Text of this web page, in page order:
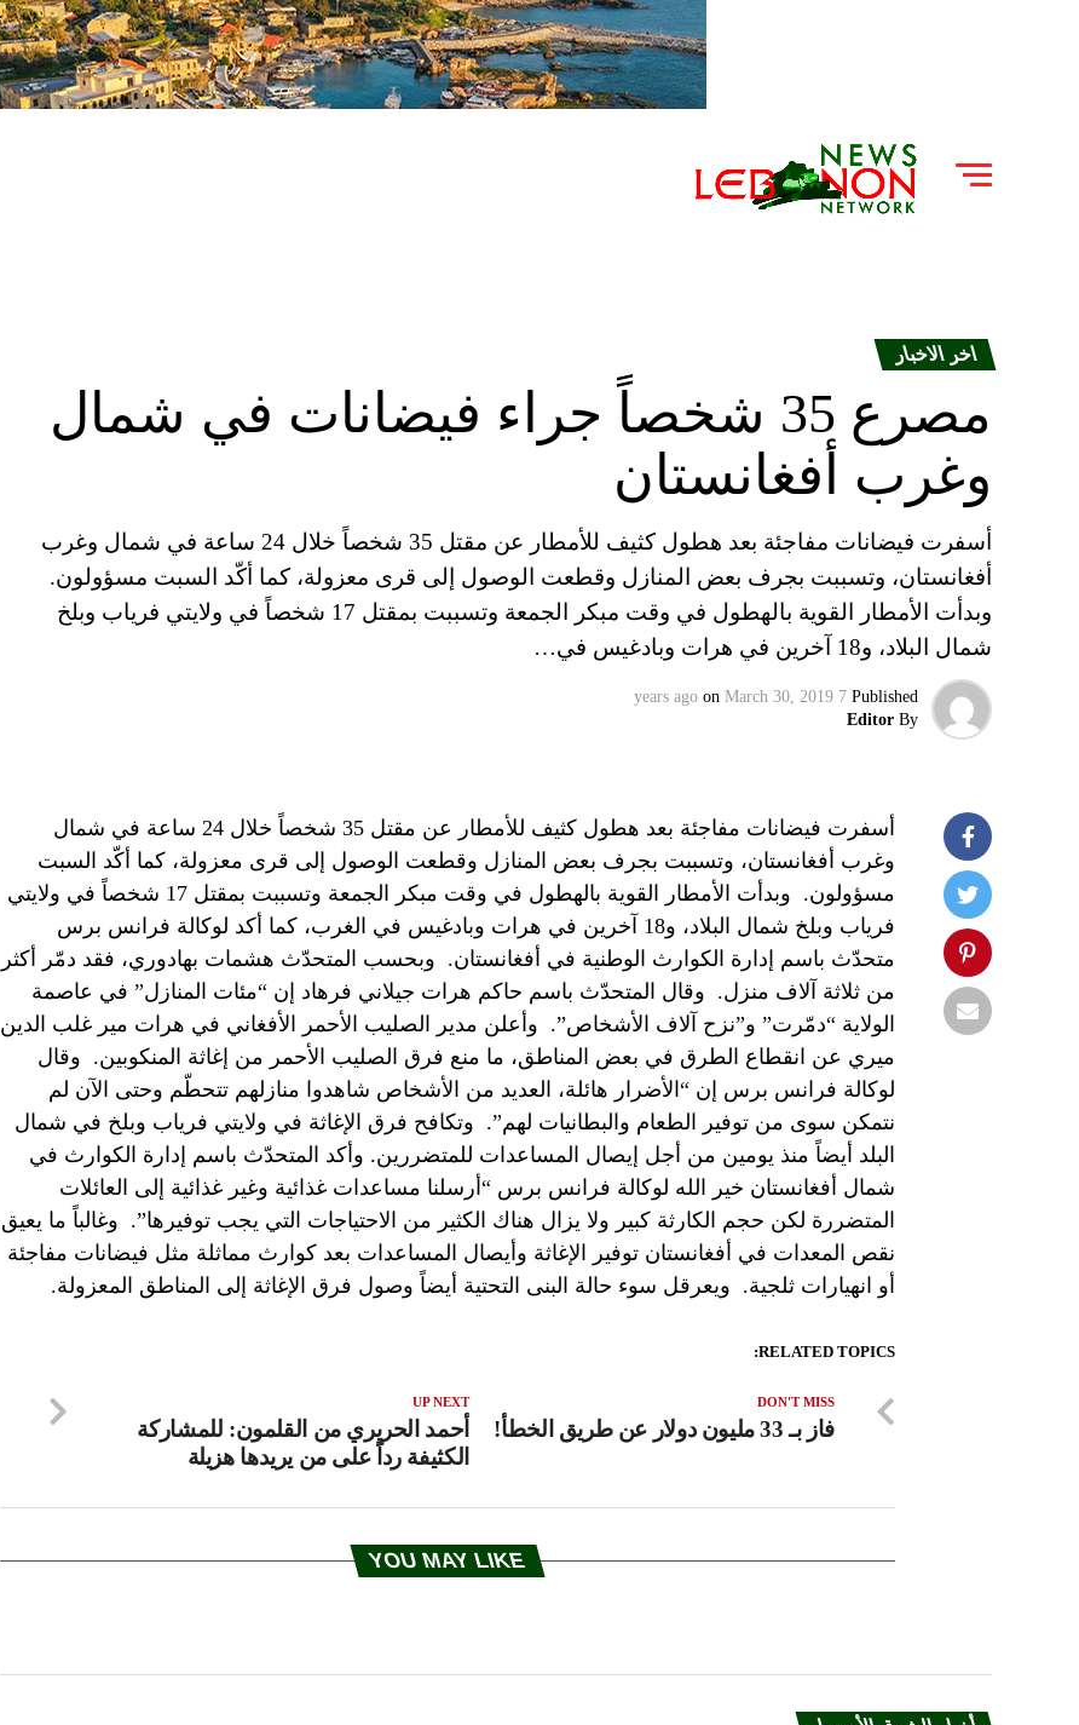
اخر الاخبار
مصرع 35 شخصاً جراء فيضانات في شمال
وغرب أفغانستان
أسفرت فيضانات مفاجئة بعد هطول كثيف للأمطار عن مقتل 35 شخصاً خلال 24 ساعة في شمال وغرب
أفغانستان، وتسببت بجرف بعض المنازل وقطعت الوصول إلى قرى معزولة، كما أكّد السبت مسؤولون.
وبدأت الأمطار القوية بالهطول في وقت مبكر الجمعة وتسببت بمقتل 17 شخصاً في ولايتي فرياب وبلخ
شمال البلاد، و18 آخرين في هرات وبادغيس في…
Published
7 years ago
on March 30, 2019
By
Editor
أسفرت فيضانات مفاجئة بعد هطول كثيف للأمطار عن مقتل 35 شخصاً خلال 24 ساعة في شمال
وغرب أفغانستان، وتسببت بجرف بعض المنازل وقطعت الوصول إلى قرى معزولة، كما أكّد السبت
مسؤولون. وبدأت الأمطار القوية بالهطول في وقت مبكر الجمعة وتسببت بمقتل 17 شخصاً في ولايتي
فرياب وبلخ شمال البلاد، و18 آخرين في هرات وبادغيس في الغرب، كما أكد لوكالة فرانس برس
متحدّث باسم إدارة الكوارث الوطنية في أفغانستان. وبحسب المتحدّث هشمات بهادوري، فقد دمّر أكثر
من ثلاثة آلاف منزل. وقال المتحدّث باسم حاكم هرات جيلاني فرهاد إن “مئات المنازل” في عاصمة
الولاية “دمّرت” و”نزح آلاف الأشخاص”. وأعلن مدير الصليب الأحمر الأفغاني في هرات مير غلب الدين
ميري عن انقطاع الطرق في بعض المناطق، ما منع فرق الصليب الأحمر من إغاثة المنكوبين. وقال
لوكالة فرانس برس إن “الأضرار هائلة، العديد من الأشخاص شاهدوا منازلهم تتحطّم وحتى الآن لم
نتمكن سوى من توفير الطعام والبطانيات لهم”. وتكافح فرق الإغاثة في ولايتي فرياب وبلخ في شمال
البلد أيضاً منذ يومين من أجل إيصال المساعدات للمتضررين. وأكد المتحدّث باسم إدارة الكوارث في
شمال أفغانستان خير الله لوكالة فرانس برس “أرسلنا مساعدات غذائية وغير غذائية إلى العائلات
المتضررة لكن حجم الكارثة كبير ولا يزال هناك الكثير من الاحتياجات التي يجب توفيرها”. وغالباً ما يعيق
نقص المعدات في أفغانستان توفير الإغاثة وأيصال المساعدات بعد كوارث مماثلة مثل فيضانات مفاجئة
أو انهيارات ثلجية. ويعرقل سوء حالة البنى التحتية أيضاً وصول فرق الإغاثة إلى المناطق المعزولة.
RELATED TOPICS:
UP NEXT
أحمد الحريري من القلمون: للمشاركة
الكثيفة رداًَ على من يريدها هزيلة
DON'T MISS
فاز بـ 33 مليون دولار عن طريق الخطأ!
YOU MAY LIKE